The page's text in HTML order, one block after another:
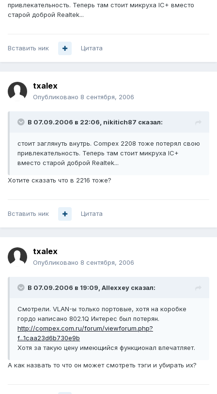
привлекательность. Теперь там стоит микруха IC+ вместо
старой доброй Realtek...
Вставить ник Цитата
txalex
Опубликовано 8 сентября, 2006
В 07.09.2006 в 22:06, nikitich87 сказал:
стоит заглянуть внутрь. Compex 2208 тоже потерял свою
привлекательность. Теперь там стоит микруха IC+
вместо старой доброй Realtek...
Хотите сказать что в 2216 тоже?
Вставить ник Цитата
txalex
Опубликовано 8 сентября, 2006
В 07.09.2006 в 19:09, Allexxey сказал:
Смотрели. VLAN-ы только портовые, хотя на коробке
гордо написано 802.1Q Интерес был потерян.
http://compex.com.ru/forum/viewforum.php?
f...1caa23d6b730e9b
Хотя за такую цену имеющийся функционал впечатляет.
А как назвать то что он может смотреть тэги и убирать их?